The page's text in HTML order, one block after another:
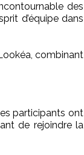
des
d’équipe dans
combinant
participants ont
de rejoindre la